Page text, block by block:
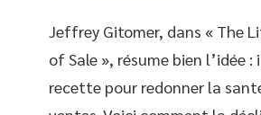
Jeffrey Gitomer, dans « The
of Sale », résume bien l’idée :
recette pour redonner la